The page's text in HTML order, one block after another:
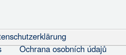
Ochrana osobních údajů